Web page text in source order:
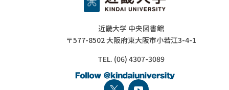
近畿大学 中央図書館
〒577-8502 大阪府東大阪市小若江3-4-1
TEL. (06) 4307-3089